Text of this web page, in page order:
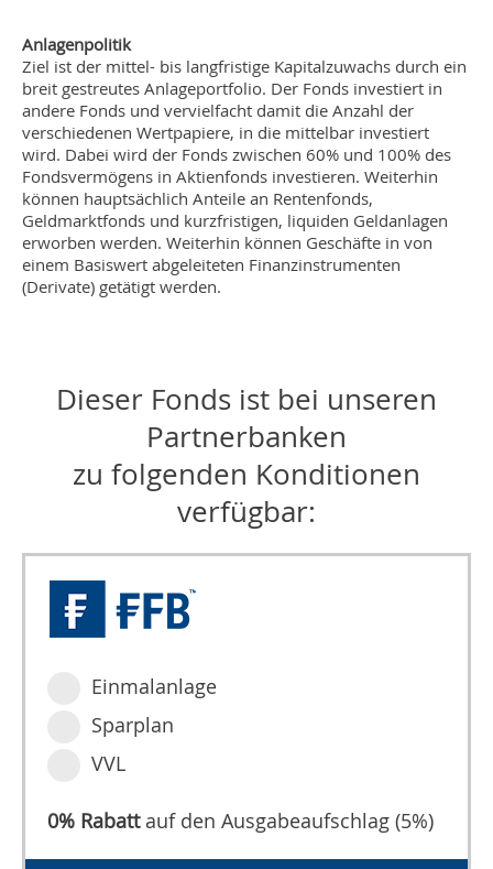
Anlagenpolitik
Ziel ist der mittel- bis langfristige Kapitalzuwachs durch ein
breit gestreutes Anlageportfolio. Der Fonds investiert in
andere Fonds und vervielfacht damit die Anzahl der
verschiedenen Wertpapiere, in die mittelbar investiert
wird. Dabei wird der Fonds zwischen 60% und 100% des
Fondsvermögens in Aktienfonds investieren. Weiterhin
können hauptsächlich Anteile an Rentenfonds,
Geldmarktfonds und kurzfristigen, liquiden Geldanlagen
erworben werden. Weiterhin können Geschäfte in von
einem Basiswert abgeleiteten Finanzinstrumenten
(Derivate) getätigt werden.
Dieser Fonds ist bei unseren
Partnerbanken
zu folgenden Konditionen
verfügbar:
Einmalanlage
Sparplan
VVL
0% Rabattauf den Ausgabeaufschlag (5%)